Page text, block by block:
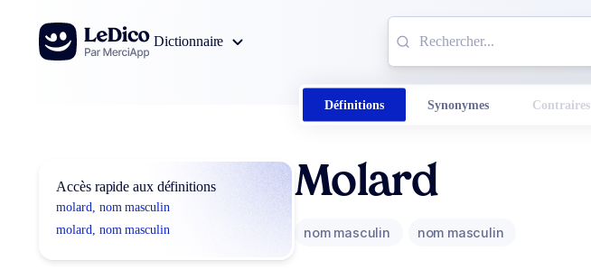
Aller au contenu
Dictionnaire
Définitions Synonymes Contraires
Accès rapide aux définitions
molard, nom masculin
molard, nom masculin
Molard
nom masculin nom masculin